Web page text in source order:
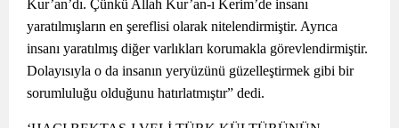
Kur’an’dı. Çünkü Allah Kur’an-ı Kerim’de insanı
yaratılmışların en şereflisi olarak nitelendirmiştir. Ayrıca
insanı yaratılmış diğer varlıkları korumakla görevlendirmiştir.
Dolayısıyla o da insanın yeryüzünü güzelleştirmek gibi bir
sorumluluğu olduğunu hatırlatmıştır” dedi.